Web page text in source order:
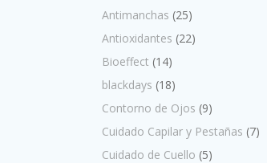
Antimanchas (25)
Antioxidantes (22)
Bioeffect (14)
blackdays (18)
Contorno de Ojos (9)
Cuidado Capilar y Pestañas (7)
Cuidado de Cuello (5)